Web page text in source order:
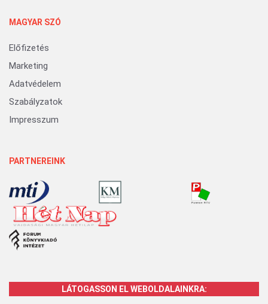
MAGYAR SZÓ
Előfizetés
Marketing
Adatvédelem
Szabályzatok
Impresszum
PARTNEREINK
LÁTOGASSON EL WEBOLDALAINKRA: